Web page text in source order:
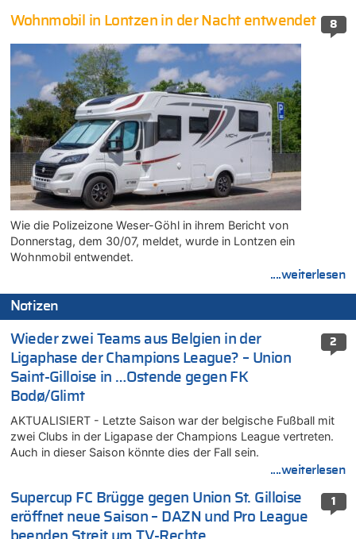
8
Wohnmobil in Lontzen in der Nacht entwendet
Wie die Polizeizone Weser-Göhl in ihrem Bericht von
Donnerstag, dem 30/07, meldet, wurde in Lontzen ein
Wohnmobil entwendet.
....weiterlesen
Notizen
2
Wieder zwei Teams aus Belgien in der
Ligaphase der Champions League? – Union
Saint-Gilloise in …Ostende gegen FK
Bodø/Glimt
AKTUALISIERT - Letzte Saison war der belgische Fußball mit
zwei Clubs in der Ligapase der Champions League vertreten.
Auch in dieser Saison könnte dies der Fall sein.
....weiterlesen
1
Supercup FC Brügge gegen Union St. Gilloise
eröffnet neue Saison – DAZN und Pro League